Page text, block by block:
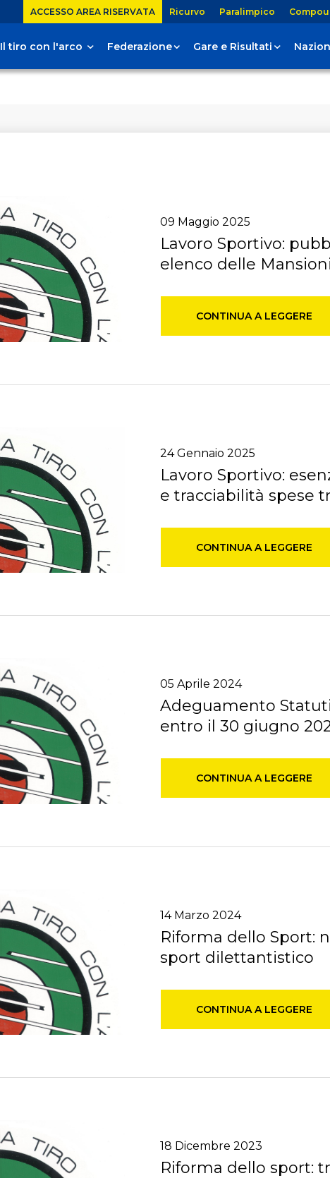
ACCESSO AREA RISERVATA Ricurvo Paralimpico
Il tiro con l'arco Federazione Gare e Risultati
09 Maggio 2025
Lavoro Sportivo:
elenco delle
CONTINUA A LEGGERE
24 Gennaio 2025
Lavoro Sportivo:
e tracciabilità spese
CONTINUA A LEGGERE
05 Aprile 2024
Adeguamento Statuti
entro il 30 giugno
CONTINUA A LEGGERE
14 Marzo 2024
Riforma dello Sport:
sport dilettantistico
CONTINUA A LEGGERE
18 Dicembre 2023
Riforma dello sport: